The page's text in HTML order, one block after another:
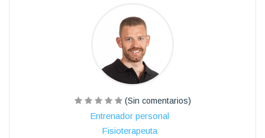
(Sin comentarios)
Entrenador personal
Fisioterapeuta